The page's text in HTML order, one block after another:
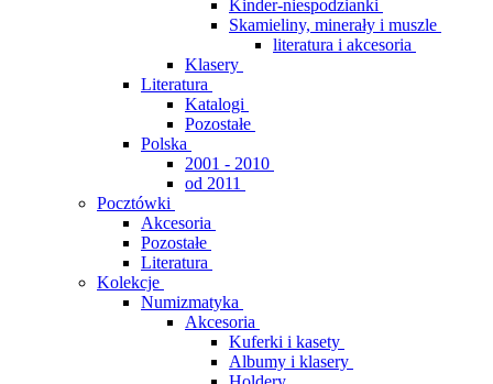
Kinder-niespodzianki
Skamieliny, minerały i muszle
literatura i akcesoria
Klasery
Literatura
Katalogi
Pozostałe
Polska
2001 - 2010
od 2011
Pocztówki
Akcesoria
Pozostałe
Literatura
Kolekcje
Numizmatyka
Akcesoria
Kuferki i kasety
Albumy i klasery